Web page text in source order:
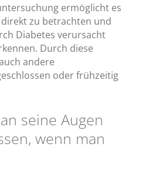
ermöglicht es
zu betrachten und
Diabetes verursacht
Durch diese
andere
oder frühzeitig
seine Augen
wenn man